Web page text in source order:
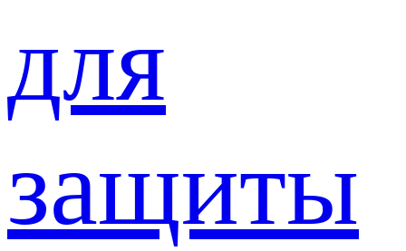
для
защиты